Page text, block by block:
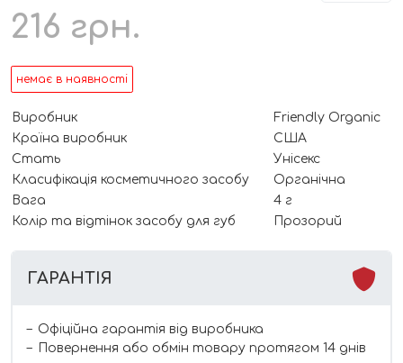
216 грн.
немає в наявності
Виробник
Friendly Organic
Країна виробник
США
Стать
Унісекс
Класифікація косметичного засобу
Органічна
Вага
4 г
Колір та відтінок засобу для губ
Прозорий
ГАРАНТІЯ
Офіційна гарантія від виробника
Повернення або обмін товару протягом 14 днів